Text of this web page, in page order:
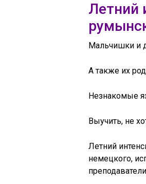
Летний
Мальчишки и
А также их
Незнакомые
Выучить, не
Летний
немецкого,